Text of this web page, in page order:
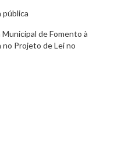
pública
de Fomento à
no Projeto de Lei no